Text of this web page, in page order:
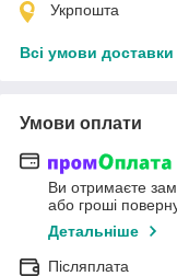
Укрпошта
Всі умови доставки
Умови оплати
Ви отримаєте
або гроші
Детальніше
Післяплата